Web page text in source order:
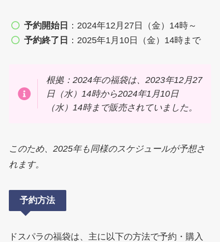
予約開始日 ：2024年12月27日（金）14時～
予約終了日 ：2025年1月10日（金）14時まで
根拠：2024年の福袋は、2023年12月27
日（水）14時から2024年1月10日
（水）14時まで販売されていました。
このため、2025年も同様のスケジュールが予想さ
れます。
予約方法
ドスパラの福袋は、主に以下の方法で予約・購入